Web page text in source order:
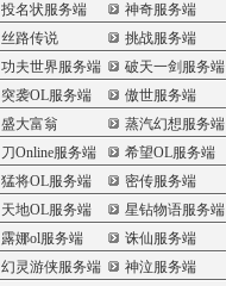
投名状服务端
神奇服务端
丝路传说
挑战服务端
功夫世界服务端
破天一剑服务端
突袭OL服务端
傲世服务端
盛大富翁
蒸汽幻想服务端
刀Online服务端
希望OL服务端
猛将OL服务端
密传服务端
天地OL服务端
星钻物语服务端
露娜ol服务端
诛仙服务端
幻灵游侠服务端
神泣服务端